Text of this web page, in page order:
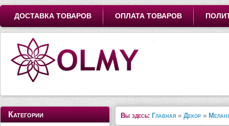
ДОСТАВКА ТОВАРОВ ОПЛАТА ТОВАРОВ
Категории Вы здесь: Главная » Декор »